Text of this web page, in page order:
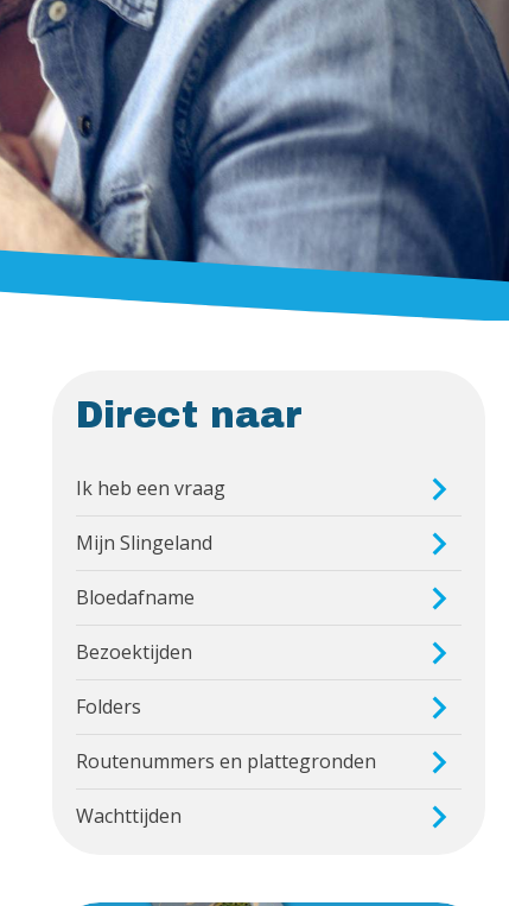
Direct naar
Ik heb een vraag
Mijn Slingeland
Bloedafname
Bezoektijden
Folders
Routenummers en plattegronden
Wachttijden